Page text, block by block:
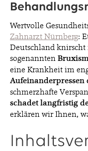
© 2026 EDEL &
Wertvolle
Zahnarzt Nürnberg:
Deutschland
sogenannten
eine Krankheit im
Aufeinanderpressen
schmerzhafte
schadet langfristig
erklären wir Ihnen,